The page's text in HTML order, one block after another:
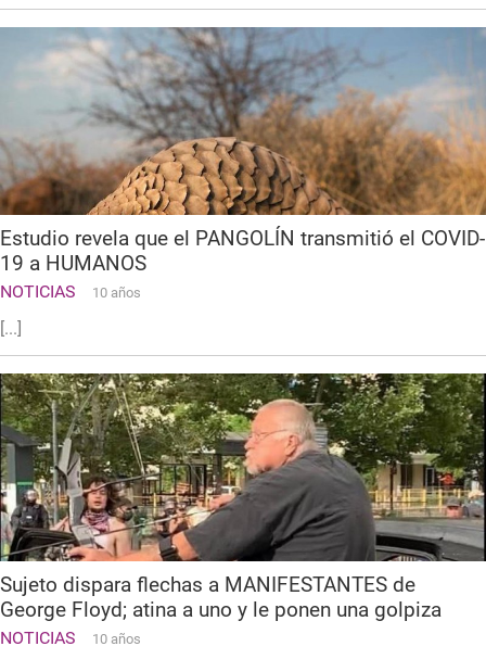
Estudio revela que el PANGOLÍN transmitió el COVID-
19 a HUMANOS
NOTICIAS 10 años
[...]
Sujeto dispara flechas a MANIFESTANTES de
George Floyd; atina a uno y le ponen una golpiza
NOTICIAS 10 años